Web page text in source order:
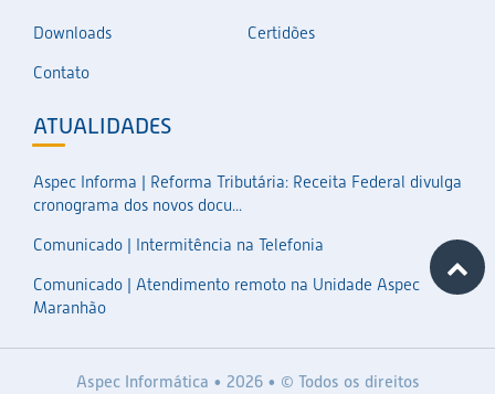
Downloads
Certidões
Contato
ATUALIDADES
Aspec Informa | Reforma Tributária: Receita Federal divulga
cronograma dos novos docu...
Comunicado | Intermitência na Telefonia
Comunicado | Atendimento remoto na Unidade Aspec
Maranhão
Aspec Informática • 2026 • © Todos os direitos